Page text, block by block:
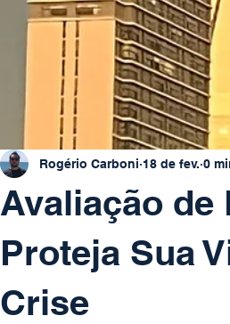
Avaliação de
Proteja Sua
Crise
Rogério Carboni 18 de fev. 0